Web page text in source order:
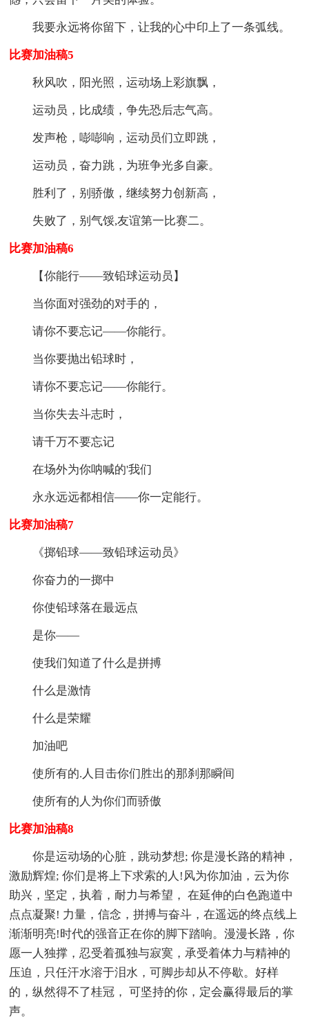
我要永远将你留下，让我的心中印上了一条弧线。
比赛加油稿5
秋风吹，阳光照，运动场上彩旗飘，
运动员，比成绩，争先恐后志气高。
发声枪，嘭嘭响，运动员们立即跳，
运动员，奋力跳，为班争光多自豪。
胜利了，别骄傲，继续努力创新高，
失败了，别气馁,友谊第一比赛二。
比赛加油稿6
【你能行——致铅球运动员】
当你面对强劲的对手的，
请你不要忘记——你能行。
当你要抛出铅球时，
请你不要忘记——你能行。
当你失去斗志时，
请千万不要忘记
在场外为你呐喊的'我们
永永远远都相信——你一定能行。
比赛加油稿7
《掷铅球——致铅球运动员》
你奋力的一掷中
你使铅球落在最远点
是你——
使我们知道了什么是拼搏
什么是激情
什么是荣耀
加油吧
使所有的.人目击你们胜出的那刹那瞬间
使所有的人为你们而骄傲
比赛加油稿8
你是运动场的心脏，跳动梦想; 你是漫长路的精神，
激励辉煌; 你们是将上下求索的人!风为你加油，云为你
助兴，坚定，执着，耐力与希望， 在延伸的白色跑道中
点点凝聚! 力量，信念，拼搏与奋斗，在遥远的终点线上
渐渐明亮!时代的强音正在你的脚下踏响。漫漫长路，你
愿一人独撑，忍受着孤独与寂寞，承受着体力与精神的
压迫，只任汗水溶于泪水，可脚步却从不停歇。好样
的，纵然得不了桂冠， 可坚持的你，定会赢得最后的掌
声。